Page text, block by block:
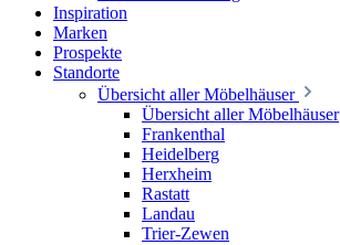
Inspiration
Marken
Prospekte
Standorte
Übersicht aller Möbelhäuser
Übersicht aller Möbelhäuser
Frankenthal
Heidelberg
Herxheim
Rastatt
Landau
Trier-Zewen